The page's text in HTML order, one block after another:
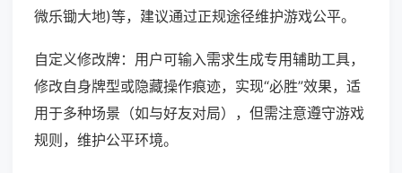
微乐锄大地)等，建议通过正规途径维护游戏公平。
自定义修改牌：用户可输入需求生成专用辅助工具，
修改自身牌型或隐藏操作痕迹，实现“必胜”效果，适
用于多种场景（如与好友对局），但需注意遵守游戏
规则，维护公平环境。